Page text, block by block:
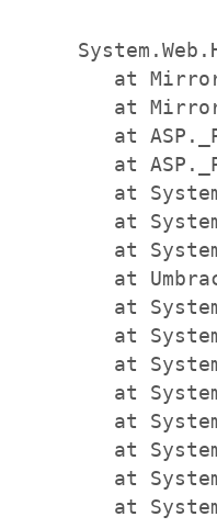
at
at
at
at
at
at
at
at
at
at
at
at
at
at
at
at